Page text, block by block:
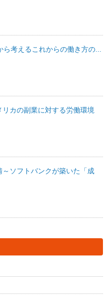
ら考えるこれからの働き方の...
リカの副業に対する労働環境
ソフトバンクが築いた「成